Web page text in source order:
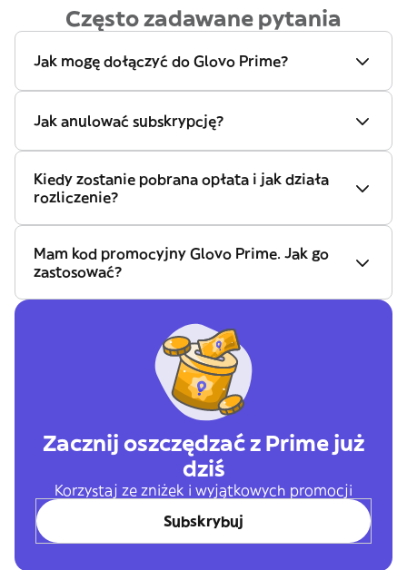
Często zadawane pytania
Jak mogę dołączyć do Glovo Prime?
Jak anulować subskrypcję?
Kiedy zostanie pobrana opłata i jak działa
rozliczenie?
Mam kod promocyjny Glovo Prime. Jak go
zastosować?
Zacznij oszczędzać z Prime już
dziś
Korzystaj ze zniżek i wyjątkowych promocji
Subskrybuj